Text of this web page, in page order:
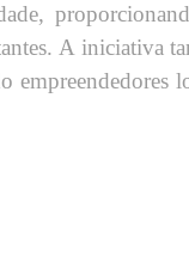
A iniciativa
empreendedores